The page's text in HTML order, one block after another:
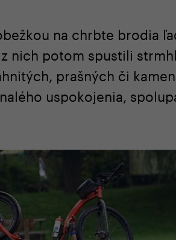
na chrbte brodia
nich potom spustili
prašných či
uspokojenia,